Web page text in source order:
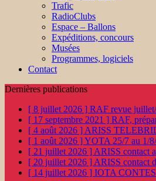
Trafic
RadioClubs
Espace – Ballons
Expéditions, concours
Musées
Programmes, logiciels
Contact
Dernières publications
[ 8 juillet 2026 ] RAF revue
[ 17 septembre 2021 ] RAF,
[ 4 août 2026 ] ARISS
[ 1 août 2026 ]YOTA 25/7 au 1/
[ 21 juillet 2026 ] ARISS contact
[ 20 juillet 2026 ] ARISS contact
[ 14 juillet 2026 ] IOTA